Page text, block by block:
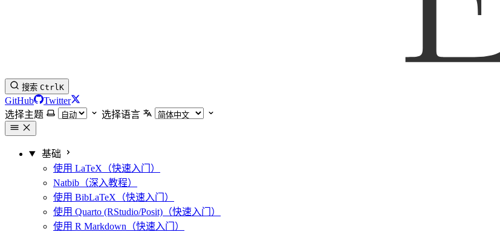
搜索 CtrlK
GitHub
Twitter
选择主题
选择语言
基础
使用 LaTeX（快速入门）
Natbib（深入教程）
使用 BibLaTeX（快速入门）
使用 Quarto (RStudio/Posit)（快速入门）
使用 R Markdown（快速入门）